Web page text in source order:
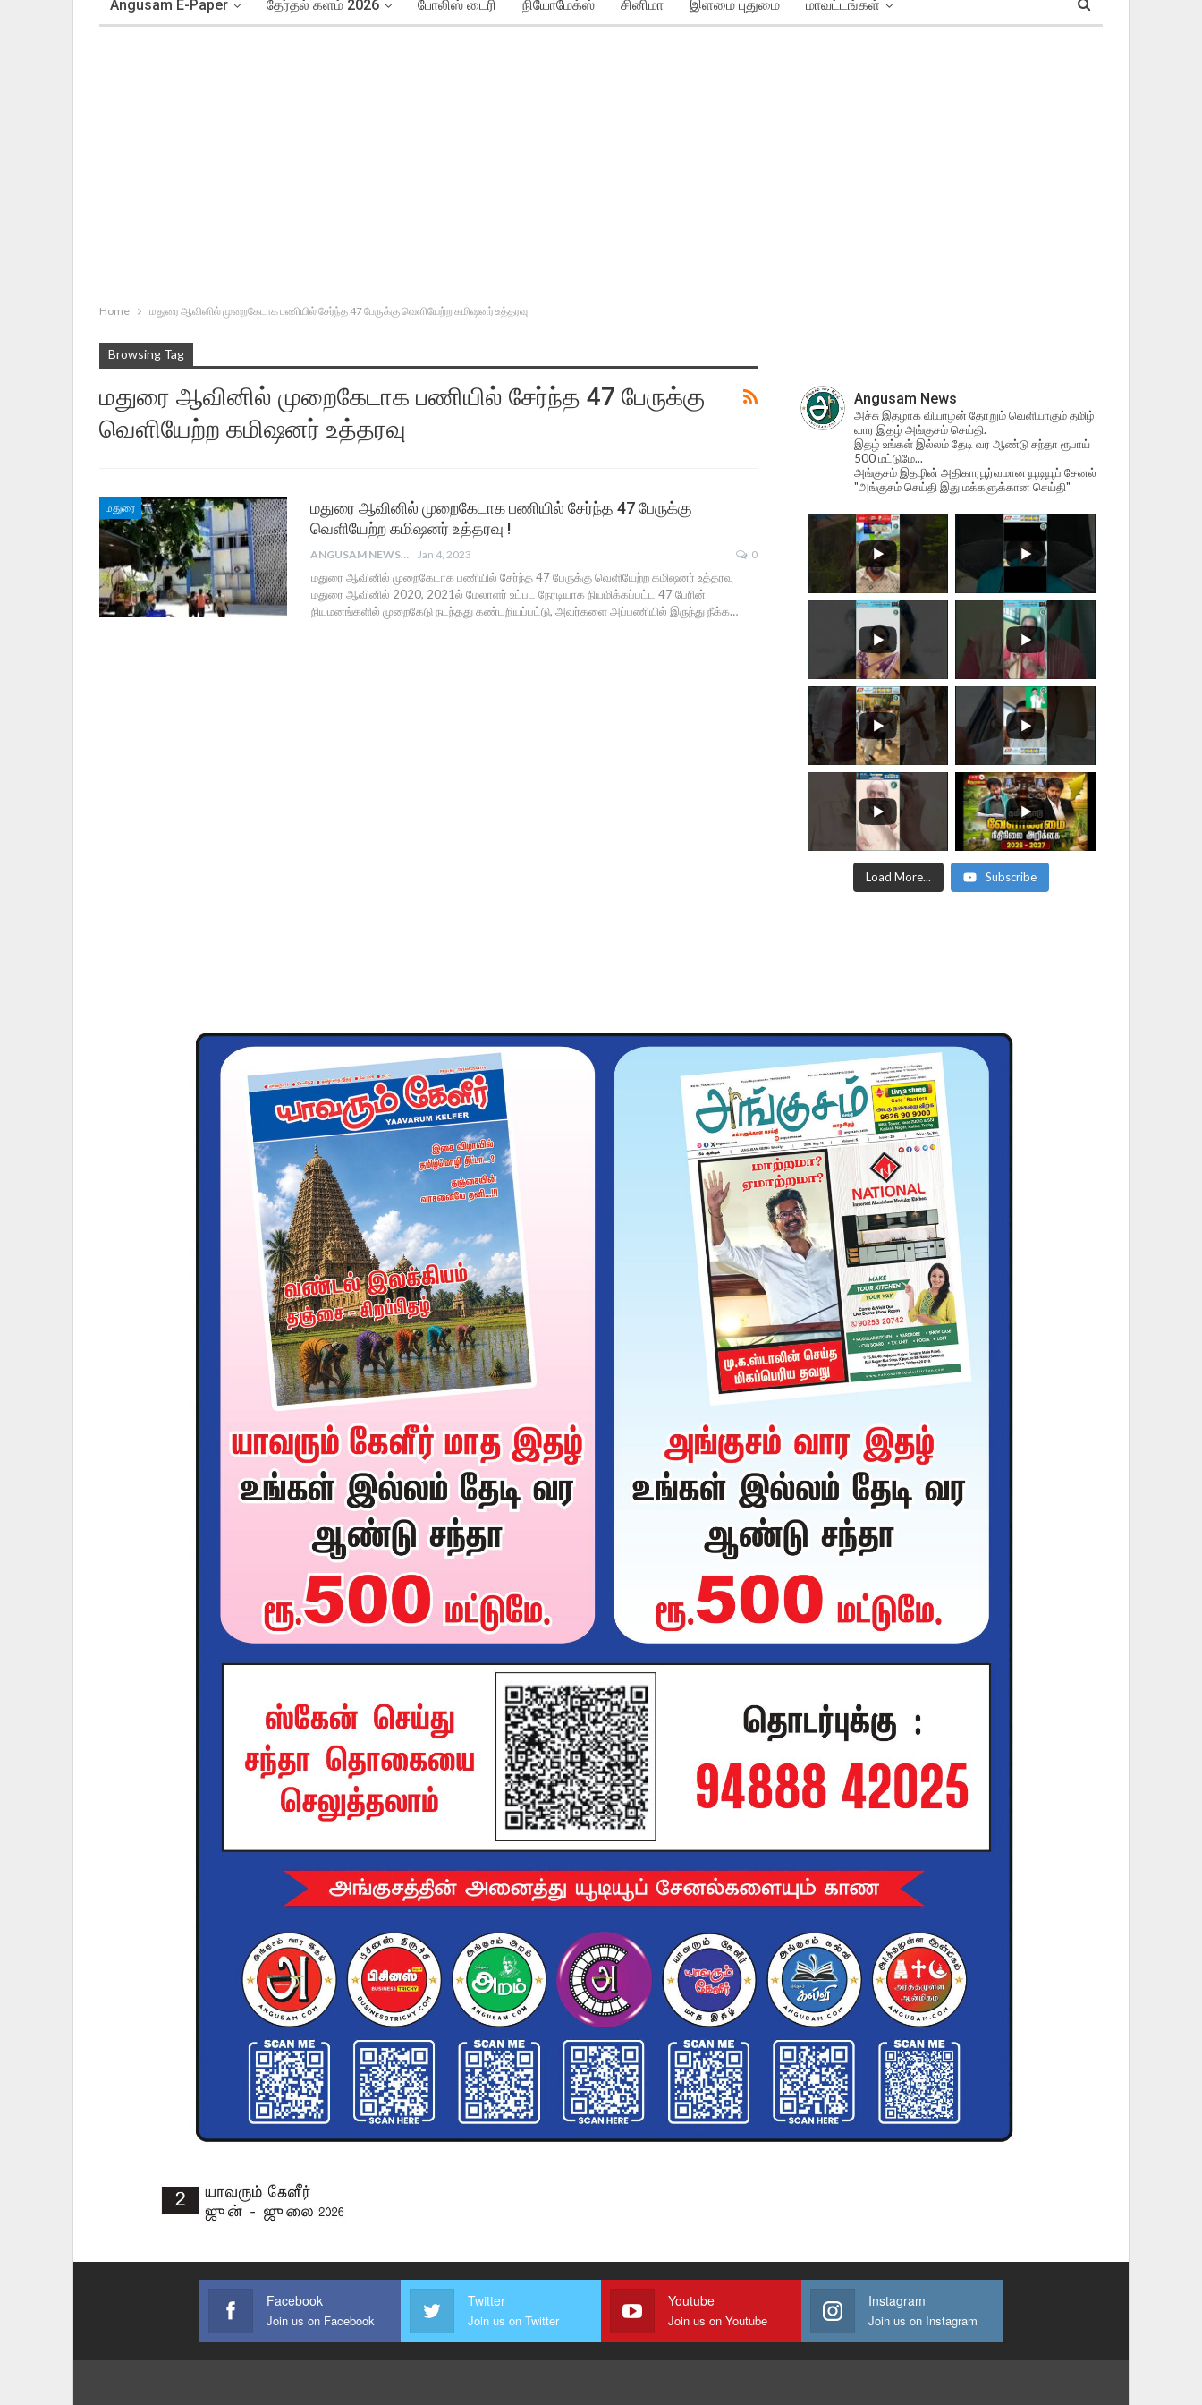
Angusam E-Paper தேர்தல் களம் 2026 போலிஸ் டைரி நியோமேக்ஸ் சினிமா இளமை புதுமை மாவட்டங்கள்
Home மதுரை ஆவினில் முறைகேடாக பணியில் சேர்ந்த 47 பேருக்கு வெளியேற்ற கமிஷனர் உத்தரவு
Browsing Tag
மதுரை ஆவினில் முறைகேடாக பணியில் சேர்ந்த 47 பேருக்கு
வெளியேற்ற கமிஷனர் உத்தரவு
மதுரை
மதுரை ஆவினில் முறைகேடாக பணியில் சேர்ந்த 47 பேருக்கு
வெளியேற்ற கமிஷனர் உத்தரவு !
ANGUSAM NEWS Jan 4, 2023 0
மதுரை ஆவினில் முறைகேடாக பணியில் சேர்ந்த 47 பேருக்கு வெளியேற்ற கமிஷனர் உத்தரவு
மதுரை ஆவினில் 2020, 2021ல் மேலாளர் உட்பட நேரடியாக நியமிக்கப்பட்ட 47 பேரின்
நியமனங்களில் முறைகேடு நடந்தது கண்டறியப்பட்டு, அவர்களை அப்பணியில் இருந்து நீக்க…
Angusam News
அச்சு இதழாக வியாழன் தோறும் வெளியாகும் தமிழ்
வார இதழ் அங்குசம் செய்தி.
இதழ் உங்கள் இல்லம் தேடி வர ஆண்டு சந்தா ரூபாய்
500 மட்டுமே...
அங்குசம் இதழின் அதிகாரபூர்வமான யூடியூப் சேனல்
"அங்குசம் செய்தி இது மக்களுக்கான செய்தி"
Load More... Subscribe
Facebook
Join us on Facebook
Twitter
Join us on Twitter
Youtube
Join us on Youtube
Instagram
Join us on Instagram